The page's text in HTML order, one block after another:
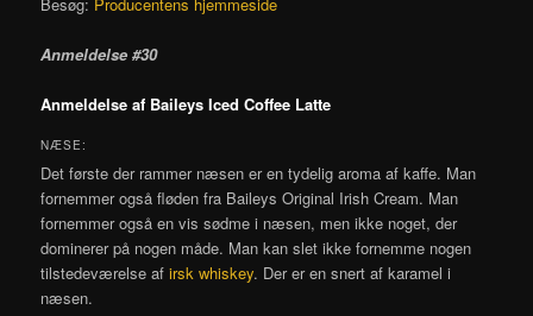
Anmeldelse #30
Anmeldelse af Baileys Iced Coffee Latte
NÆSE:
Det første der rammer næsen er en tydelig aroma af kaffe. Man
fornemmer også fløden fra Baileys Original Irish Cream. Man
fornemmer også en vis sødme i næsen, men ikke noget, der
dominerer på nogen måde. Man kan slet ikke fornemme nogen
tilstedeværelse afirsk whiskey. Der er en snert af karamel i
næsen.